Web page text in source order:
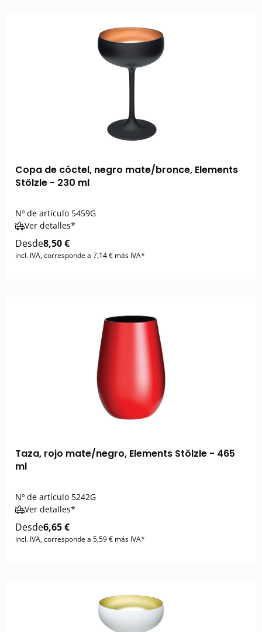
Copa de cóctel, negro mate/bronce, Elements
Stölzle - 230 ml
Nº de artículo 5459G
Ver detalles*
Desde8,50 €
incl. IVA, corresponde a 7,14 € más IVA*
Taza, rojo mate/negro, Elements Stölzle - 465
ml
Nº de artículo 5242G
Ver detalles*
Desde6,65 €
incl. IVA, corresponde a 5,59 € más IVA*